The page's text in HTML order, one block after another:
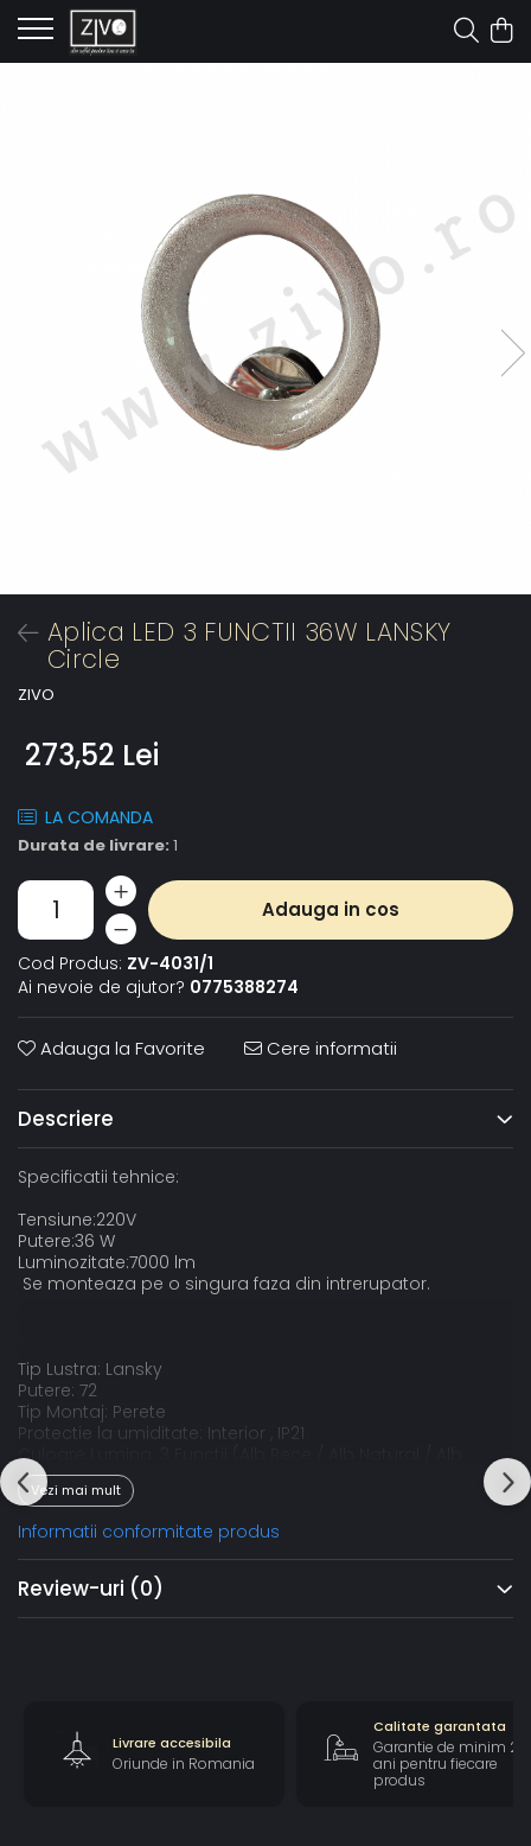
Aplica LED 3 FUNCTII 36W LANSKY
Circle
ZIVO
273,52 Lei
LA COMANDA
Durata de livrare: 1
Adauga in cos
Cod Produs: ZV-4031/1
Ai nevoie de ajutor? 0775388274
Adauga la Favorite Cere informatii
Descriere
Specificatii tehnice:
Tensiune:220V
Putere:36 W
Luminozitate:7000 lm
Se monteaza pe o singura faza din intrerupator.
Tip Lustra: Lansky
Putere: 72
Tip Montaj: Perete
Protectie la umiditate: Interior , IP21
Culoare Lumina: 3 Functii (Alb Rece / Alb Natural / Alb
Cald)
Flux Luminos: lm
Temperatura Culoare: 3500K / 4500K / 6500K
Durata Functionare: >20.000h
Dimensiuni: 28 x H28 cm
Dimabil: NU
Garantie: 2 ani
Vezi mai mult
Informatii conformitate produs
Review-uri (0)
Livrare accesibila
Oriunde in Romania
Calitate garantata
Garantie de minim 2
ani pentru fiecare
produs